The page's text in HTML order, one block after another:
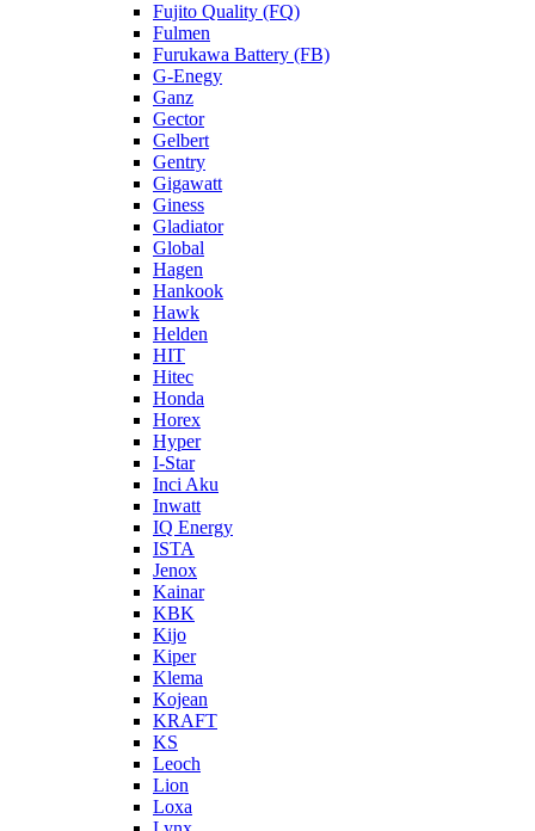
Fujito Quality (FQ)
Fulmen
Furukawa Battery (FB)
G-Enegy
Ganz
Gector
Gelbert
Gentry
Gigawatt
Giness
Gladiator
Global
Hagen
Hankook
Hawk
Helden
HIT
Hitec
Honda
Horex
Hyper
I-Star
Inci Aku
Inwatt
IQ Energy
ISTA
Jenox
Kainar
KBK
Kijo
Kiper
Klema
Kojean
KRAFT
KS
Leoch
Lion
Loxa